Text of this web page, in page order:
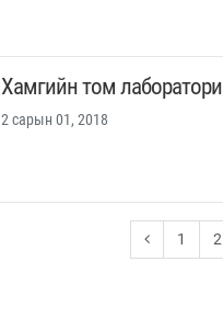
Хамгийн том лаборатори
2 сарын 01, 2018
1 2